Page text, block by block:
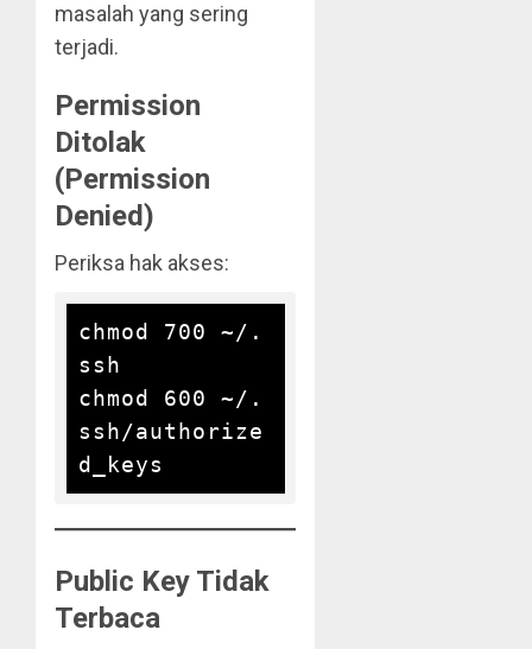
masalah yang sering
terjadi.
Permission
Ditolak
(Permission
Denied)
Periksa hak akses:
chmod 700 ~/.
ssh
chmod 600 ~/.
ssh/authorize
Public Key Tidak
Terbaca